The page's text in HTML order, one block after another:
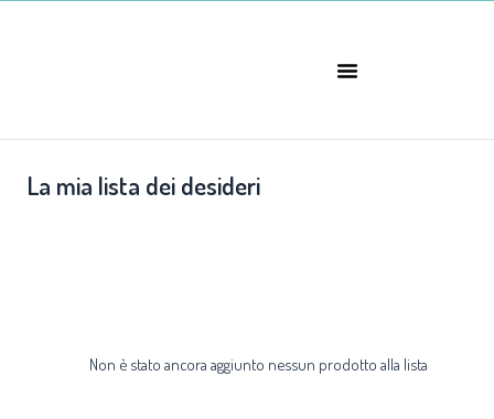
La mia lista dei desideri
Non è stato ancora aggiunto nessun prodotto alla lista